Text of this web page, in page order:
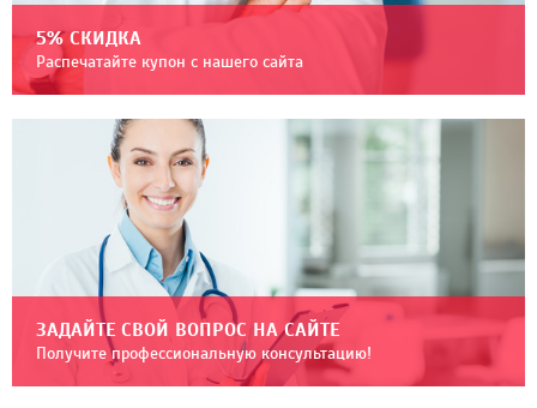
5% СКИДКА
Распечатайте купон с нашего сайта
ЗАДАЙТЕ СВОЙ ВОПРОС НА САЙТЕ
Получите профессиональную консультацию!